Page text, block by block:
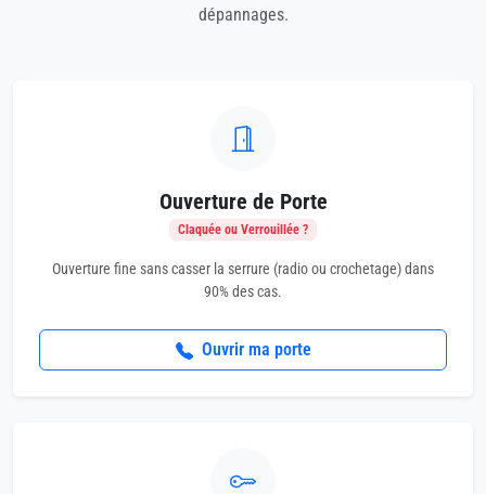
dépannages.
Ouverture de Porte
Claquée ou Verrouillée ?
Ouverture fine sans casser la serrure (radio ou crochetage) dans
90% des cas.
Ouvrir ma porte